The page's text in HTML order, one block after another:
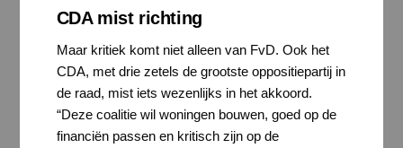
CDA mist richting
Maar kritiek komt niet alleen van FvD. Ook het
CDA, met drie zetels de grootste oppositiepartij in
de raad, mist iets wezenlijks in het akkoord.
“Deze coalitie wil woningen bouwen, goed op de
financiën passen en kritisch zijn op de